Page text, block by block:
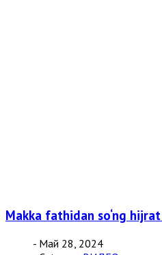
Makka fathidan so‘ng
- Май 28, 2024